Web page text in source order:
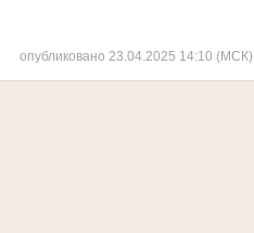
опубликовано 23.04.2025 14:10 (МСК)